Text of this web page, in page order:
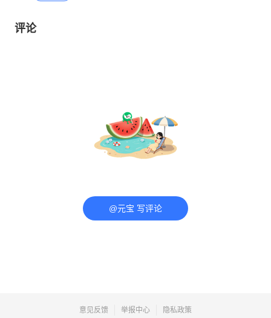
评论
@元宝 写评论
意见反馈 举报中心 隐私政策